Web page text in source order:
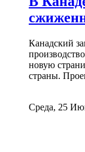
Канадский
новую
страны.
Среда, 25